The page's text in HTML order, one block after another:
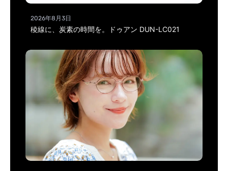
2026年8月3日
稜線に、炭素の時間を。ドゥアン DUN-LC021